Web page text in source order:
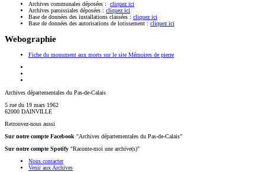
Archives communales déposées : cliquez ici
Archives paroissiales déposées : cliquez ici
Base de données des installations classées : cliquez ici
Base de données des autorisations de lotissement : cliquez ici
Webographie
Fiche du monument aux morts sur le site Mémoires de pierre
Archives départementales du Pas-de-Calais
5 rue du 19 mars 1962
62000 DAINVILLE
Retrouvez-nous aussi
Sur notre compte Facebook "Archives départementales du Pas-de-Calais"
Sur notre compte Spotify "Raconte-moi une archive(s)"
Nous contacter
Venir aux Archives